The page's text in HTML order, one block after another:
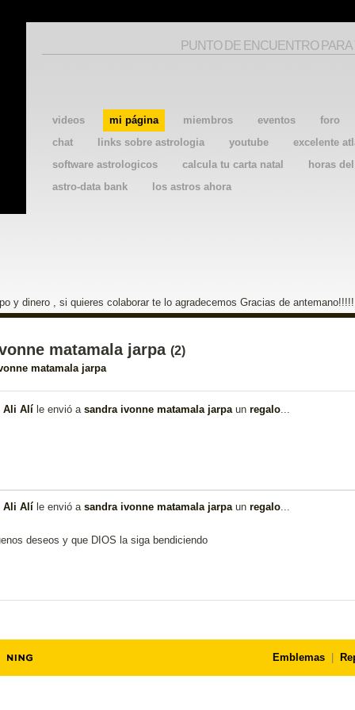
videos mi página miembros eventos
foro
chat
links sobre astrologia youtube
excelente
software astrologicos
calcula tu carta natal
horas
astro-data bank
los astros ahora
PUNTO DE ENCUENTRO
y dinero , si quieres colaborar te lo agradecemos Gracias de
matamala jarpa (2)
matamala jarpa
Ali Alí le envió a sandra ivonne matamala jarpaun regalo...
Ali Alí le envió a sandra ivonne matamala jarpaun regalo...
deseos y que DIOS la siga bendiciendo
Emblemas